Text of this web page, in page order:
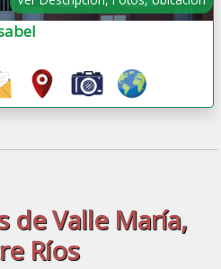
de Valle María,
Ríos